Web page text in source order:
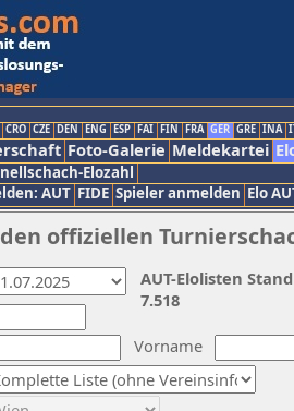
CRO CZE DEN ENG ESP FAI FIN FRA GER GRE INA
Foto-Galerie Meldekartei
Elozahl
AUT FIDE Spieler anmelden Elo
offiziellen
Vorname
AUT-Elolisten
7.518